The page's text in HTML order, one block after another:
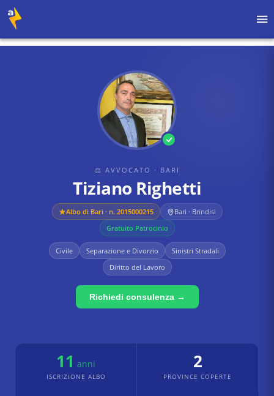
⚖ AVVOCATO · BARI
Tiziano Righetti
Albo di Bari· n. 2015000215
Bari · Brindisi
Gratuito Patrocinio
Civile Separazione e Divorzio
Sinistri Stradali
Diritto del Lavoro
Richiedi consulenza →
11 anni
ISCRIZIONE ALBO
2
PROVINCE COPERTE